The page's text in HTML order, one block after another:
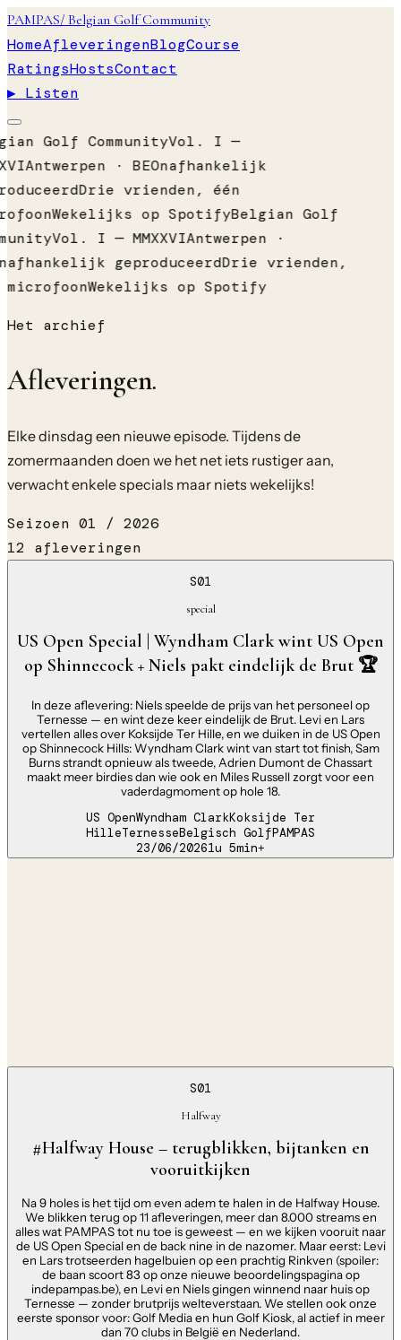
PAMPAS/ Belgian Golf Community
HomeAfleveringenBlogCourse
RatingsHostsContact
▶ Listen
Golf CommunityVol. I —
Antwerpen · BEOnafhankelijk
Drie vrienden, één
Wekelijks op SpotifyBelgian Golf
Vol. I — MMXXVIAntwerpen ·
geproduceerdDrie vrienden,
microfoonWekelijks op Spotify
Het archief
Afleveringen.
Elke dinsdag een nieuwe episode. Tijdens de
zomermaanden doen we het net iets rustiger aan,
verwacht enkele specials maar niets wekelijks!
Seizoen 01 / 2026
12 afleveringen
S01
special
US Open Special | Wyndham Clark wint US Open
op Shinnecock + Niels pakt eindelijk de Brut 🏆
In deze aflevering: Niels speelde de prijs van het personeel op
Ternesse — en wint deze keer eindelijk de Brut. Levi en Lars
vertellen alles over Koksijde Ter Hille, en we duiken in de US Open
op Shinnecock Hills: Wyndham Clark wint van start tot finish, Sam
Burns strandt opnieuw als tweede, Adrien Dumont de Chassart
maakt meer birdies dan wie ook en Miles Russell zorgt voor een
vaderdagmoment op hole 18.
US OpenWyndham ClarkKoksijde Ter
HilleTernesseBelgisch GolfPAMPAS
23/06/20261u 5min+
S01
Halfway
#Halfway House – terugblikken, bijtanken en
vooruitkijken
Na 9 holes is het tijd om even adem te halen in de Halfway House.
We blikken terug op 11 afleveringen, meer dan 8.000 streams en
alles wat PAMPAS tot nu toe is geweest — en we kijken vooruit naar
de US Open Special en de back nine in de nazomer. Maar eerst: Levi
en Lars trotseerden hagelbuien op een prachtig Rinkven (spoiler:
de baan scoort 83 op onze nieuwe beoordelingspagina op
indepampas.be), en Levi en Niels gingen winnend naar huis op
Ternesse — zonder brutprijs welteverstaan. We stellen ook onze
eerste sponsor voor: Golf Media en hun Golf Kiosk, al actief in meer
dan 70 clubs in België en Nederland.